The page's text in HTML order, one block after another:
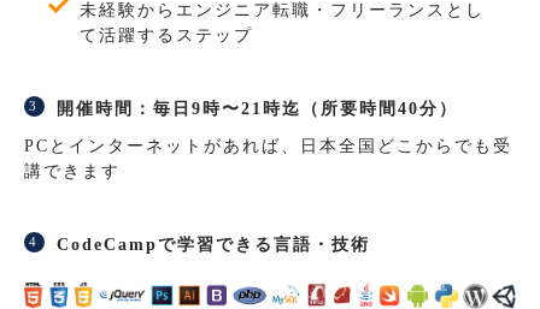
未経験からエンジニア転職・フリーランスとし
て活躍するステップ
開催時間：毎日9時〜21時迄（所要時間40分）
PCとインターネットがあれば、日本全国どこからでも受
講できます
CodeCampで学習できる言語・技術